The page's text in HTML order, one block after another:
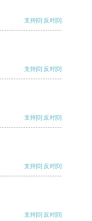
支持[0] 反对[0]
支持[0] 反对[0]
支持[0] 反对[0]
支持[0] 反对[0]
支持[0] 反对[0]